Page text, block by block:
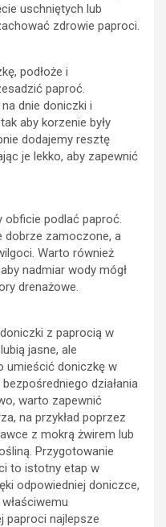
uschniętych lub
zdrowie paproci.
podłoże i
paproć.
dnie doniczki i
aby korzenie były
dodajemy resztę
je lekko, aby zapewnić
obficie podlać paproć.
dobrze zamoczone, a
Warto również
nadmiar wody mógł
drenażowe.
z paprocią w
jasne, ale
umieścić doniczkę w
działania
warto zapewnić
na przykład poprzez
z mokrą żwirem lub
Przygotowanie
to istotny etap w
odpowiedniej doniczce,
paproci najlepsze